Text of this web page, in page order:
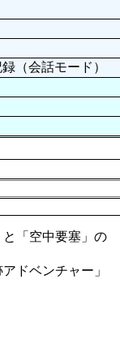
（会話モード）
スト
スト
夢の中)
「空中要塞」の
ドベンチャー」